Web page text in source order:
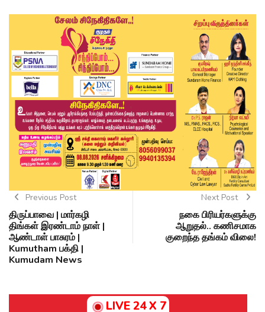
Previous Post
திருப்பாவை | மார்கழி
திங்கள் இரண்டாம் நாள் |
ஆண்டாள் பாசுரம் |
Kumutham பக்தி |
Kumudam News
Next Post
நகை பிரியர்களுக்கு
ஆறுதல்.. கணிசமாக
குறைந்த தங்கம் விலை!
LIVE 24 X 7